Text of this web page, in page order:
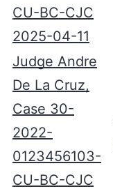
CU-BC-CJC
2025-04-11
Judge Andre
De La Cruz,
Case 30-
2022-
0123456103-
CU-BC-CJC